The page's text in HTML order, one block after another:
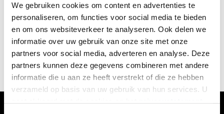
We gebruiken cookies om content en advertenties te
personaliseren, om functies voor social media te bieden
en om ons websiteverkeer te analyseren. Ook delen we
informatie over uw gebruik van onze site met onze
partners voor social media, adverteren en analyse. Deze
partners kunnen deze gegevens combineren met andere
informatie die u aan ze heeft verstrekt of die ze hebben
verzameld op basis van uw gebruik van hun services. U
Voor veel Joodse Amsterdammers was Kamp Westerbork op de
Drentse hei hun laatste verblijfplaats in Nederland. Het
doorgangskamp was door de nazi’s ingericht als een stad, waar
het normale leven zoveel mogelijk door kon gaan. De
gevangenen hoopten er zo lang mogelijk te blijven, want wie
op het wekelijkse transport naar het oosten werd gezet,
wachtte een inktzwarte toekomst.